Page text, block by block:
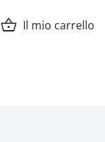
shopping_basket Il mio carrello